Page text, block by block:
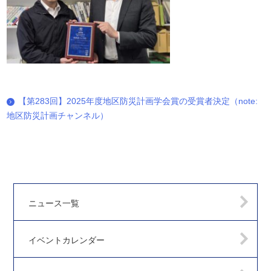
【第283回】2025年度地区防災計画学会賞の受賞者決定（note:
地区防災計画チャンネル）
ニュース一覧
イベントカレンダー